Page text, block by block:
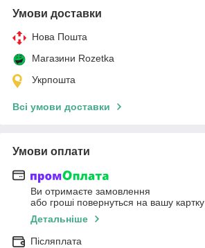
Умови доставки
Нова Пошта
Магазини Rozetka
Укрпошта
Всі умови доставки
Умови оплати
Ви отримаєте замовлення
або гроші повернуться на вашу картку
Детальніше
Післяплата